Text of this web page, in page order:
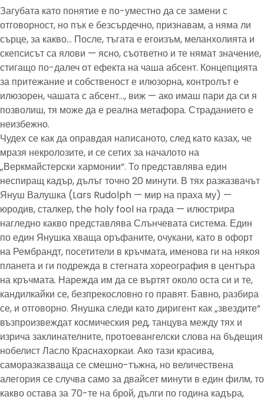
Загубата като понятие е по-уместно да се замени с
отговорност, но пък е безсърдечно, признавам, а няма ли
сърце, за какво… После, тъгата е егоизъм, меланхолията и
скепсисът са ялови — ясно, съответно и те нямат значение,
стигащо по-далеч от ефекта на чаша абсент. Концепцията
за притежание и собственост е илюзорна, контролът е
илюзорен, чашата с абсент…, виж — ако имаш пари да си я
позволиш, тя може да е реална метафора. Страданието е
неизбежно.
Чудех се как да оправдая написаното, след като казах, че
мразя некролозите, и се сетих за началото на
„Веркмайстерски хармонии“. То представлява един
неспиращ кадър, дълъг точно 20 минути. В тях разказвачът
Януш Валушка (Lars Rudolph — мир на праха му) —
юродив, сталкер, the holy fool на града — илюстрира
нагледно какво представлява Слънчевата система. Един
по един Янушка хваща оръфаните, очукани, като в офорт
на Рембрандт, посетители в кръчмата, именова ги на някоя
планета и ги подрежда в стегната хореография в центъра
на кръчмата. Нарежда им да се въртят около оста си и те,
кандилкайки се, безпрекословно го правят. Бавно, разбира
се, и отговорно. Янушка следи като диригент как „звездите“
възпроизвеждат космическия ред, танцува между тях и
изрича заклинателните, протоевангелски слова на бъдещия
нобелист Ласло Краснахоркаи. Ако тази красива,
саморазказваща се смешно-тъжна, но величествена
алегория се случва само за двайсет минути в един филм, то
какво остава за 70-те на брой, дълги по година кадъра,